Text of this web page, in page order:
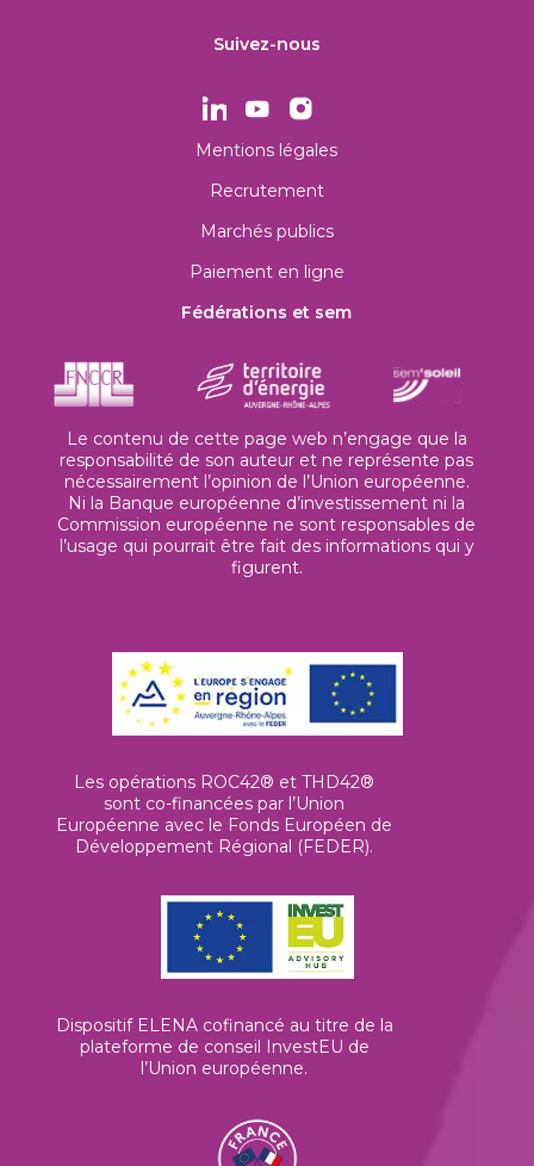
Suivez-nous
Mentions légales
Recrutement
Marchés publics
Paiement en ligne
Fédérations et sem
Le contenu de cette page web n’engage que la
responsabilité de son auteur et ne représente pas
nécessairement l’opinion de l’Union européenne.
Ni la Banque européenne d’investissement ni la
Commission européenne ne sont responsables de
l’usage qui pourrait être fait des informations qui y
figurent.
Les opérations ROC42® et THD42®
sont co-financées par l’Union
Européenne avec le Fonds Européen de
Développement Régional (FEDER).
Dispositif ELENA cofinancé au titre de la
plateforme de conseil InvestEU de
l’Union européenne.